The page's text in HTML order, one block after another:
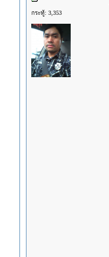
กระทู้: 3,353